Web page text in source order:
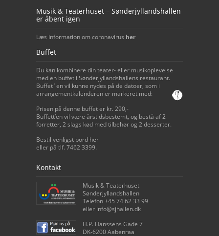
Musik & Teaterhuset – Sønderjyllandshallen
er åbent igen
Læs Information om coronavirus her
Buffet
Du kan kombinere din teater- eller musikoplevelse
med en buffet i Sønderjyllandshallens restaurant.
Buffet`en vil kunne nydes på de datoer, som i
arrangementkalenderen er markeret med:
Prisen på denne buffet er kr. 290,-
Buffett’en vil være årstidsbestemt, og bestå af 2
forretter, 2 slags kød med tilbehør og 2 desserter.
Bestil venligst bord her
eller på tlf. 7462 3399.
Kontakt
Musik & Teaterhuset
Sønderjyllandshallen
Telefon +45 74 62 33 99
eller info@sjhallen.dk
H.P. Hanssens Gade 7
DK-6200 Aabenraa